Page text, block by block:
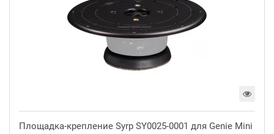
Площадка-крепление Syrp SY0025-0001 для Genie Mini